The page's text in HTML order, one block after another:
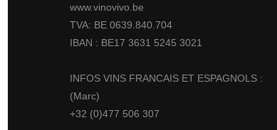
www.vinovivo.be
TVA: BE 0639.840.704
IBAN : BE17 3631 5245 3021
INFOS VINS FRANCAIS ET ESPAGNOLS :
(Marc)
+32 (0)477 506 307